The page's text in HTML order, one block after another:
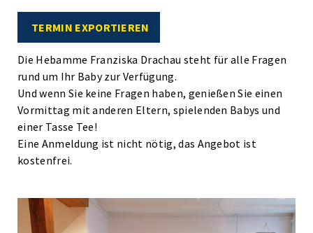
TERMIN EXPORTIEREN
Die Hebamme Franziska Drachau steht für alle Fragen
rund um Ihr Baby zur Verfügung.
Und wenn Sie keine Fragen haben, genießen Sie einen
Vormittag mit anderen Eltern, spielenden Babys und
einer Tasse Tee!
Eine Anmeldung ist nicht nötig, das Angebot ist
kostenfrei.